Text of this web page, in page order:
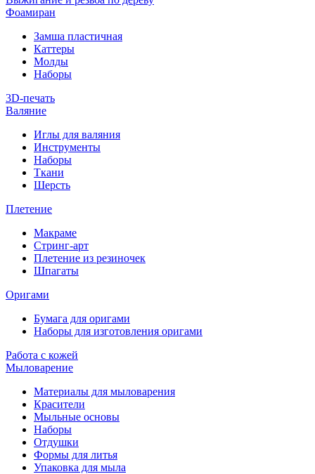
Фоамиран
Замша пластичная
Каттеры
Молды
Наборы
3D-печать
Валяние
Иглы для валяния
Инструменты
Наборы
Ткани
Шерсть
Плетение
Макраме
Стринг-арт
Плетение из резиночек
Шпагаты
Оригами
Бумага для оригами
Наборы для изготовления оригами
Работа с кожей
Мыловарение
Материалы для мыловарения
Красители
Мыльные основы
Наборы
Отдушки
Формы для литья
Упаковка для мыла